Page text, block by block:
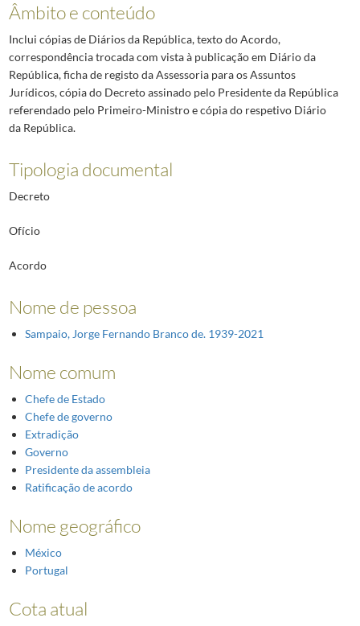
Âmbito e conteúdo
Inclui cópias de Diários da República, texto do Acordo,
correspondência trocada com vista à publicação em Diário da
República, ficha de registo da Assessoria para os Assuntos
Jurídicos, cópia do Decreto assinado pelo Presidente da República
referendado pelo Primeiro-Ministro e cópia do respetivo Diário
da República.
Tipologia documental
Decreto
Ofício
Acordo
Nome de pessoa
Sampaio, Jorge Fernando Branco de. 1939-2021
Nome comum
Chefe de Estado
Chefe de governo
Extradição
Governo
Presidente da assembleia
Ratificação de acordo
Nome geográfico
México
Portugal
Cota atual